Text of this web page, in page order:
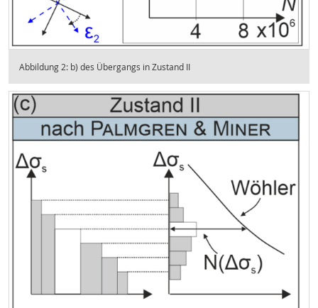
Abbildung 2: b) des Übergangs in Zustand II